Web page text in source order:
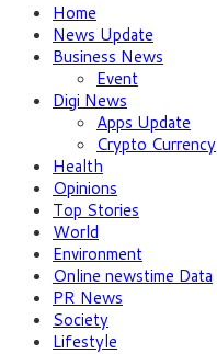
Home
News Update
Business News
Event
Digi News
Apps Update
Crypto Currency
Health
Opinions
Top Stories
World
Environment
Online newstime Data
PR News
Society
Lifestyle